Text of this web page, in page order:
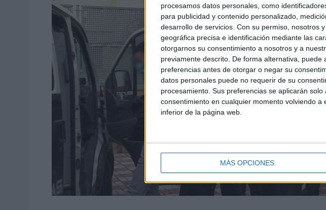
procesamos datos personales, como
para publicidad y contenido personalizado,
desarrollo de servicios. Con su permiso, nosotros
geográfica precisa e identificación mediante las
otorgarnos su consentimiento a nosotros y a
previamente descrito. De forma alternativa,
preferencias antes de otorgar o negar su
datos personales puede no requerir de su
procesamiento. Sus preferencias se aplicarán
consentimiento en cualquier momento volviendo
inferior de la página web.
MÁS OPCIONES